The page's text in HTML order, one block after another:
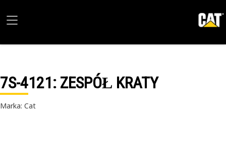
7S-4121: ZESPÓŁ KRATY
Marka: Cat